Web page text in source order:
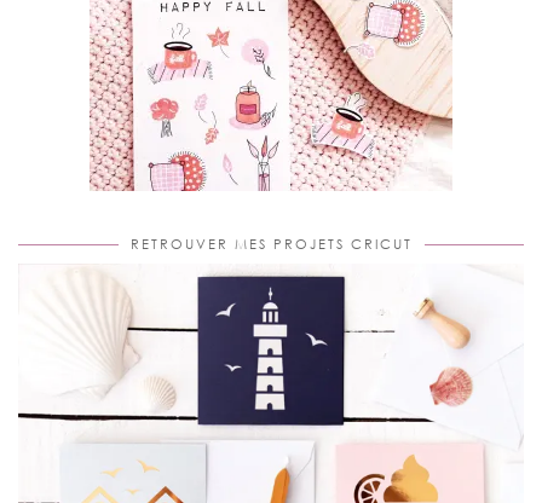
RETROUVER MES PROJETS CRICUT